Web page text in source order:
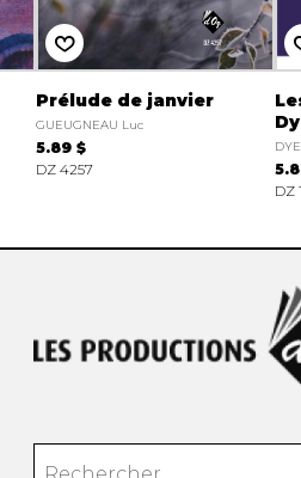
Prélude de janvier
GUEUGNEAU Luc
5.89 $
DZ 4257
DZ